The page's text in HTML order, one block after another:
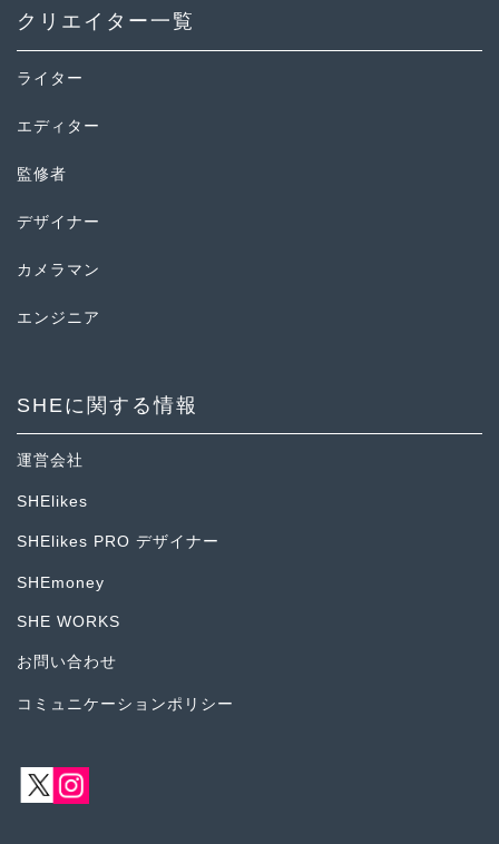
クリエイター一覧
ライター
エディター
監修者
デザイナー
カメラマン
エンジニア
SHEに関する情報
運営会社
SHElikes
SHElikes PRO デザイナー
SHEmoney
SHE WORKS
お問い合わせ
コミュニケーションポリシー